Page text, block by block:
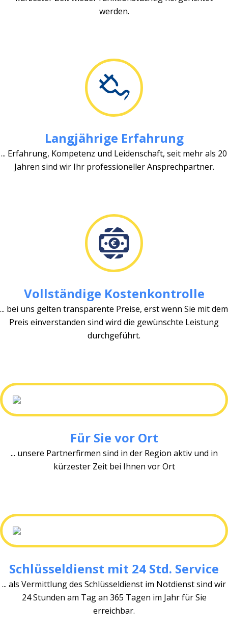
werden.
Langjährige Erfahrung
... Erfahrung, Kompetenz und Leidenschaft, seit mehr als 20
Jahren sind wir Ihr professioneller Ansprechpartner.
Vollständige Kostenkontrolle
... bei uns gelten transparente Preise, erst wenn Sie mit dem
Preis einverstanden sind wird die gewünschte Leistung
durchgeführt.
Für Sie vor Ort
... unsere Partnerfirmen sind in der Region aktiv und in
kürzester Zeit bei Ihnen vor Ort
Schlüsseldienst mit 24 Std. Service
... als Vermittlung des Schlüsseldienst im Notdienst sind wir
24 Stunden am Tag an 365 Tagen im Jahr für Sie
erreichbar.